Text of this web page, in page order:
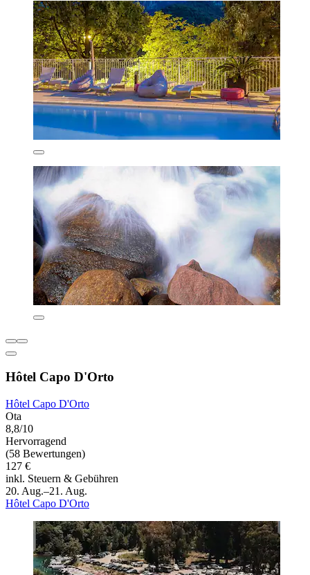
Hôtel Capo D'Orto
Hôtel Capo D'Orto
Ota
8,8/10
Hervorragend
(58 Bewertungen)
127 €
inkl. Steuern & Gebühren
20. Aug.–21. Aug.
Hôtel Capo D'Orto